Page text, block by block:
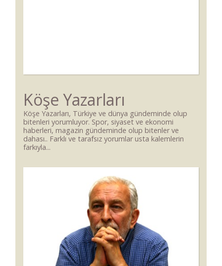
Köşe Yazarları
Köşe Yazarları, Türkiye ve dünya gündeminde olup
bitenleri yorumluyor. Spor, siyaset ve ekonomi
haberleri, magazin gündeminde olup bitenler ve
dahası.. Farklı ve tarafsız yorumlar usta kalemlerin
farkıyla...